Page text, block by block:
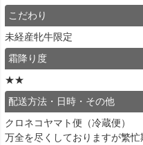
こだわり
未経産牝牛限定
霜降り度
★★
配送方法・日時・その他
クロネコヤマト便（冷蔵便）
万全を尽くしておりますが繁